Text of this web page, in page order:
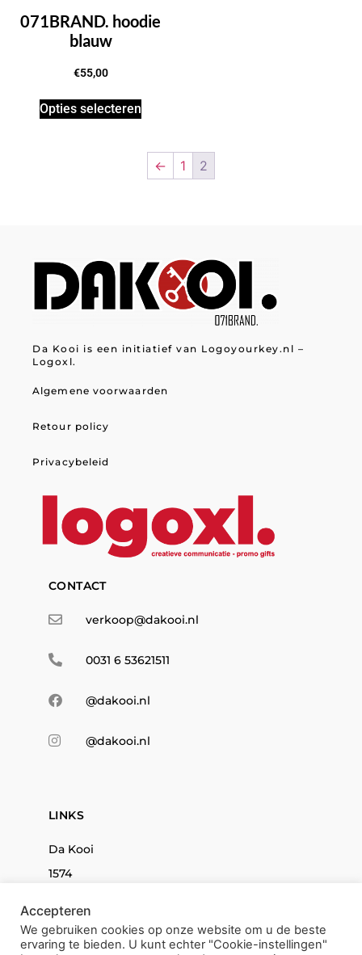
071BRAND. hoodie
blauw
€55,00
Opties selecteren
← 1 2
Da Kooi is een initiatief van Logoyourkey.nl –
Logoxl.
Algemene voorwaarden
Retour policy
Privacybeleid
CONTACT
verkoop@dakooi.nl
0031 6 53621511
@dakooi.nl
@dakooi.nl
LINKS
Da Kooi
1574
Kids
071BRAND.
Accepteren
We gebruiken cookies op onze website om u de beste
ervaring te bieden. U kunt echter "Cookie-instellingen"